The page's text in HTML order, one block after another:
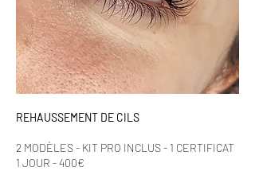
REHAUSSEMENT DE CILS
2 MODÈLES - KIT PRO INCLUS - 1 CERTIFICAT
1 JOUR - 400€